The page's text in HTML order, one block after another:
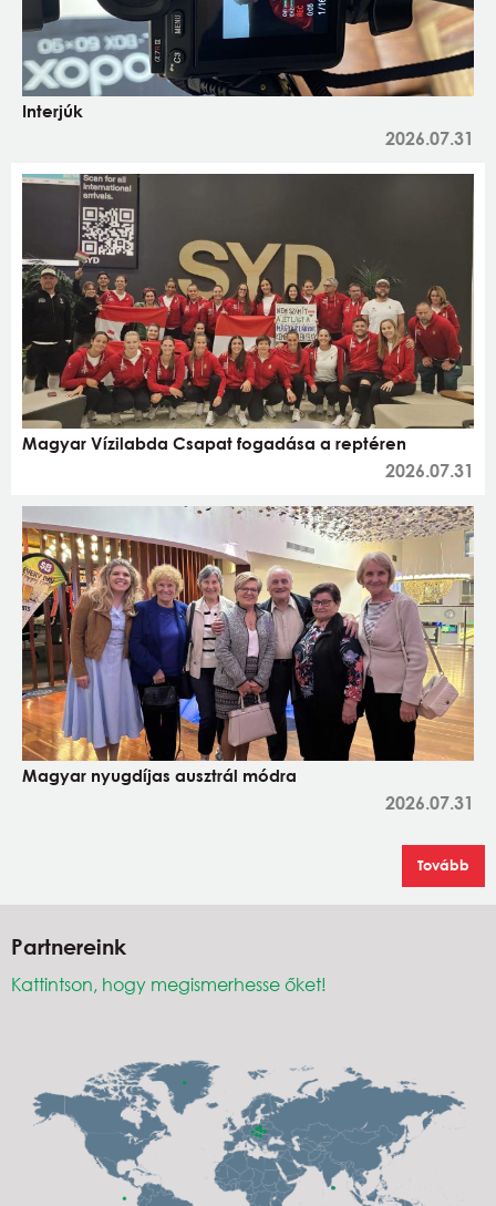
Interjúk
2026.07.31
Magyar Vízilabda Csapat fogadása a reptéren
2026.07.31
Magyar nyugdíjas ausztrál módra
2026.07.31
Tovább
Partnereink
Kattintson, hogy megismerhesse őket!